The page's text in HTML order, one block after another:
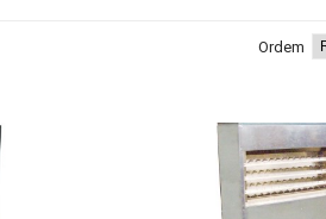
Ordem